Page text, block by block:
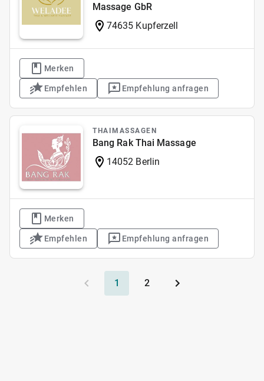
Massage GbR
74635 Kupferzell
Merken
Empfehlen Empfehlung anfragen
THAIMASSAGEN
Bang Rak Thai Massage
14052 Berlin
Merken
Empfehlen Empfehlung anfragen
1 2